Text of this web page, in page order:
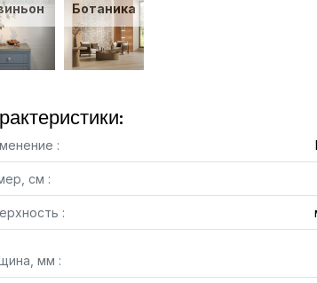
Ботаника
:
см :
:
мм :